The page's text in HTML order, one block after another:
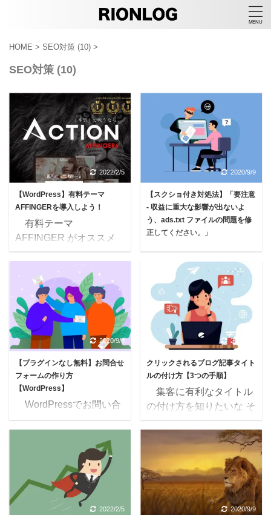
HOME > SEO対策 (10) >
SEO対策 (10)
2022/2/5
【WordPress】有料テーマ
AFFINGERを導入しよう！
有料テーマ
AFFINGER がオススメ
らしいけど、何がいいの
から変える価値はあるの
だろうか？ 導入するなら
どんな流れなのか知りた
い このような疑問にお
応えします。
AFFINGER5 は、月7桁
を稼ぐサイト運営者によ
く使われているテーマな
ので、これだけでもテー
マが優秀であることが証
の。 ブログ・アフィリ
エイトの収益化に特化し
たテーマに、間違いない
ということになります。
それでは ...
2020/9/9
【スクショ付き対処法】「要注意
- 収益に重大な影響が出ないよ
う、ads.txt ファイルの問題を修
正してください。」
使っている人で、
GoogleAdsenseの画面
に・・・ 要注意 - 収益
に重大な影響が出ないよ
う、ads.txt ファイルの問
題を修正してください。
のメッセージが出現し
た際の対処法を、スクシ
ョ付きで解説します。
Google Adsense にログ
インした後の画面で、上
部にピンクの警告メッセ
ージが出現するので、心
配になりますよね！ ...
2020/9/9
【プラグインなし無料】お問合せ
フォームの作り方
【WordPress】
WordPressでお問い合
わせフォームを作りたい
お問い合わせフォームは
作れるのかな こんな疑
問にお答えします。
【WordPress】お問い合
わせフォームの作り方
2020/9/9
クリックされるブログ記事タイト
ルの付け方【3つの手順】
集客に有利なタイトル
の付け方を知りたいな そ
れと、タイトルを決める
のに時間がかかるので、
具体的な手順を知りたい
な こんな人は、本記事
で解説する3つの手順を
試して下さい。 ブログ
の記事タイトルの付け方
2022/2/5 2020/9/9